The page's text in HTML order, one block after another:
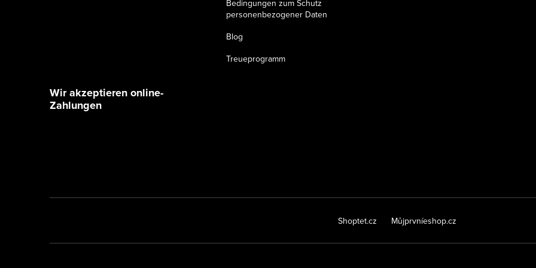
Bedingungen zum Schutz
personenbezogener Daten
Blog
Treueprogramm
Wir akzeptieren online-
Zahlungen
Shoptet.cz Můjprvníeshop.cz